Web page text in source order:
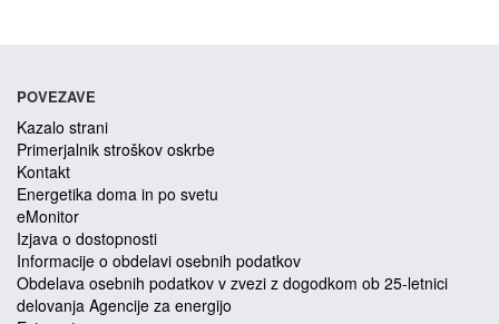
POVEZAVE
Kazalo strani
Primerjalnik stroškov oskrbe
Kontakt
Energetika doma in po svetu
eMonitor
Izjava o dostopnosti
Informacije o obdelavi osebnih podatkov
Obdelava osebnih podatkov v zvezi z dogodkom ob 25-letnici
delovanja Agencije za energijo